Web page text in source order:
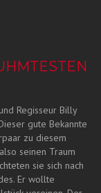
Regisseur Billy
gute Bekannte
zu diesem
seinen Traum
sie sich nach
Er wollte